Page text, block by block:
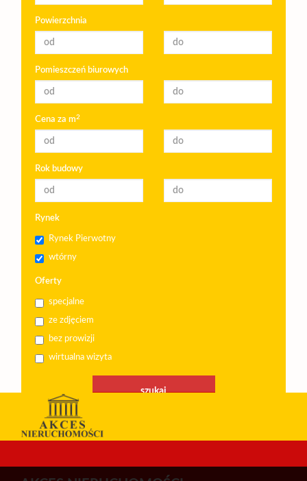
Powierzchnia
Pomieszczeń biurowych
Cena za m2
Rok budowy
Rynek
Rynek Pierwotny
wtórny
Oferty
specjalne
ze zdjęciem
bez prowizji
wirtualna wizyta